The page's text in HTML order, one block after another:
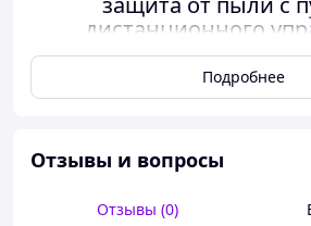
дистанционного
или офиса. Благодаря мощности
низком уровне шума.
Подробнее
Отзывы и вопросы
Отзывы (0)